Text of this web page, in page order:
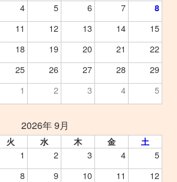
4 5 6 7 8
11 12 13 14
15
18 19 20 21
22
25 26 27 28
29
1 2 3 4 5
2026年 9月
火 水 木 金 土
1 2 3 4
5
8 9 10 11
12